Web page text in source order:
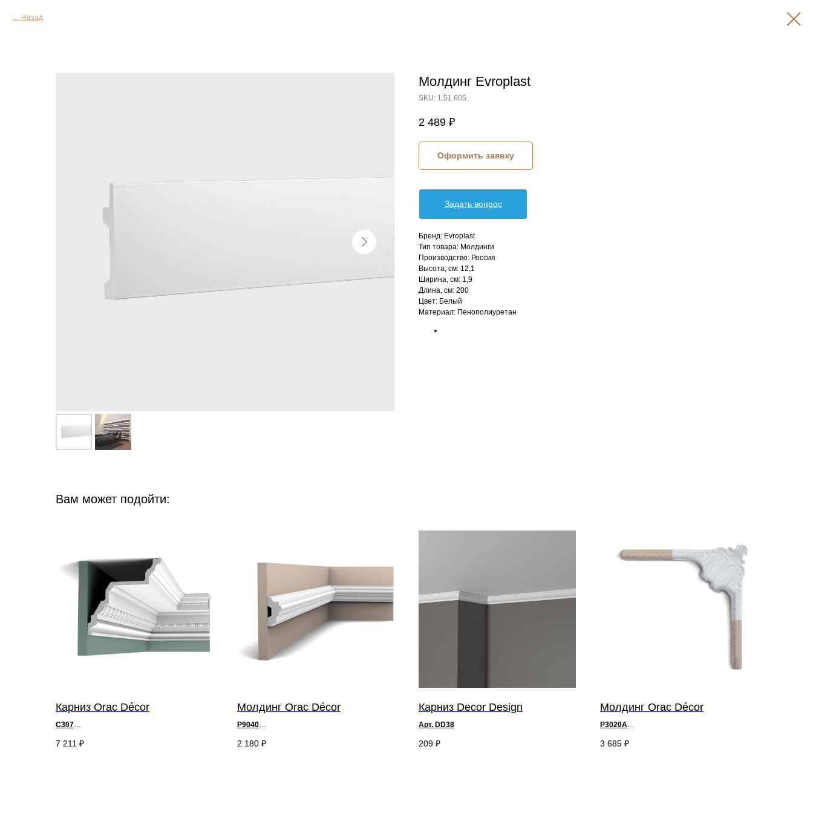
Назад
Молдинг Evroplast
SKU: 1.51.605
2 489 ₽
Оформить заявку
Задать вопрос
Бренд: Evroplast
Тип товара: Молдинги
Производство: Россия
Высота, см: 12,1
Ширина, см: 1,9
Длина, см: 200
Цвет: Белый
Материал: Пенополиуретан‎‎
Вам может подойти:
Карниз Orac Décor
C307
7 211 ₽
Молдинг Orac Décor
P9040
2 180 ₽
Карниз Decor Design
Арт. DD38
209 ₽
Молдинг Orac Décor
P3020A
3 685 ₽